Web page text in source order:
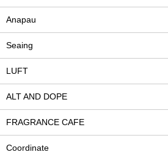
Anapau
Seaing
LUFT
ALT AND DOPE
FRAGRANCE CAFE
Coordinate